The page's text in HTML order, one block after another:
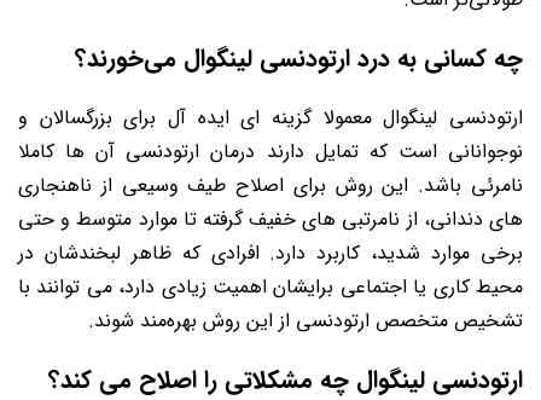
چه کسانی به درد ارتودنسی لینگوال می‌خورند؟
ارتودنسی لینگوال معمولا گزینه ای ایده آل برای بزرگسالان و
نوجوانانی است که تمایل دارند درمان ارتودنسی آن ها کاملا
نامرئی باشد. این روش برای اصلاح طیف وسیعی از ناهنجاری
های دندانی، از نامرتبی های خفیف گرفته تا موارد متوسط و حتی
برخی موارد شدید، کاربرد دارد. افرادی که ظاهر لبخندشان در
محیط کاری یا اجتماعی برایشان اهمیت زیادی دارد، می توانند با
تشخیص متخصص ارتودنسی از این روش بهره‌مند شوند.
ارتودنسی لینگوال چه مشکلاتی را اصلاح می کند؟